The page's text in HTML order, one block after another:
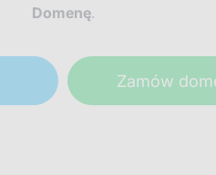
Domenę.
Zamów